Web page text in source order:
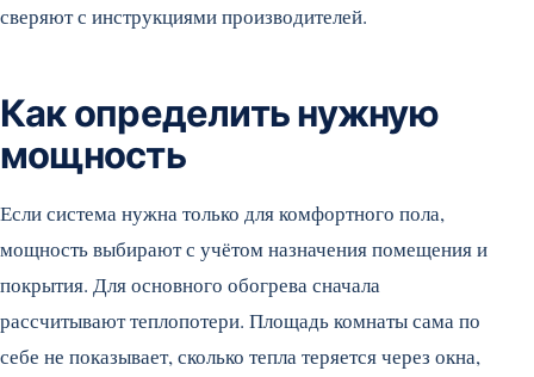
сверяют с инструкциями производителей.
Как определить нужную
мощность
Если система нужна только для комфортного пола,
мощность выбирают с учётом назначения помещения и
покрытия. Для основного обогрева сначала
рассчитывают теплопотери. Площадь комнаты сама по
себе не показывает, сколько тепла теряется через окна,